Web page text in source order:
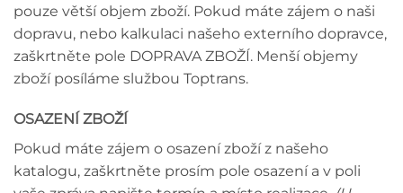
pouze větší objem zboží. Pokud máte zájem o naši
dopravu, nebo kalkulaci našeho externího dopravce,
zaškrtněte pole DOPRAVA ZBOŽÍ. Menší objemy
zboží posíláme službou Toptrans.
OSAZENÍ ZBOŽÍ
Pokud máte zájem o osazení zboží z našeho
katalogu, zaškrtněte prosím pole osazení a v poli